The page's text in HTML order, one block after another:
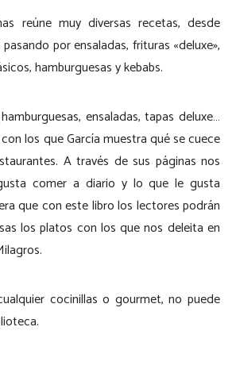
reúne muy diversas recetas, desde
por ensaladas, frituras «deluxe»,
hamburguesas y kebabs.
ensaladas, tapas deluxe…
los que García muestra qué se cuece
A través de sus páginas nos
comer a diario y lo que le gusta
que con este libro los lectores podrán
los platos con los que nos deleita en
cocinillas o gourmet, no puede